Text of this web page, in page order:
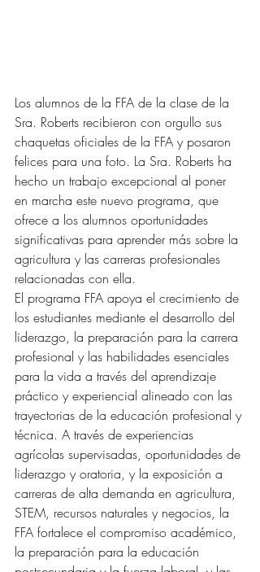
Los alumnos de la FFA de la clase de la
Sra. Roberts recibieron con orgullo sus
chaquetas oficiales de la FFA y posaron
felices para una foto. La Sra. Roberts ha
hecho un trabajo excepcional al poner
en marcha este nuevo programa, que
ofrece a los alumnos oportunidades
significativas para aprender más sobre la
agricultura y las carreras profesionales
relacionadas con ella.
El programa FFA apoya el crecimiento de
los estudiantes mediante el desarrollo del
liderazgo, la preparación para la carrera
profesional y las habilidades esenciales
para la vida a través del aprendizaje
práctico y experiencial alineado con las
trayectorias de la educación profesional y
técnica. A través de experiencias
agrícolas supervisadas, oportunidades de
liderazgo y oratoria, y la exposición a
carreras de alta demanda en agricultura,
STEM, recursos naturales y negocios, la
FFA fortalece el compromiso académico,
la preparación para la educación